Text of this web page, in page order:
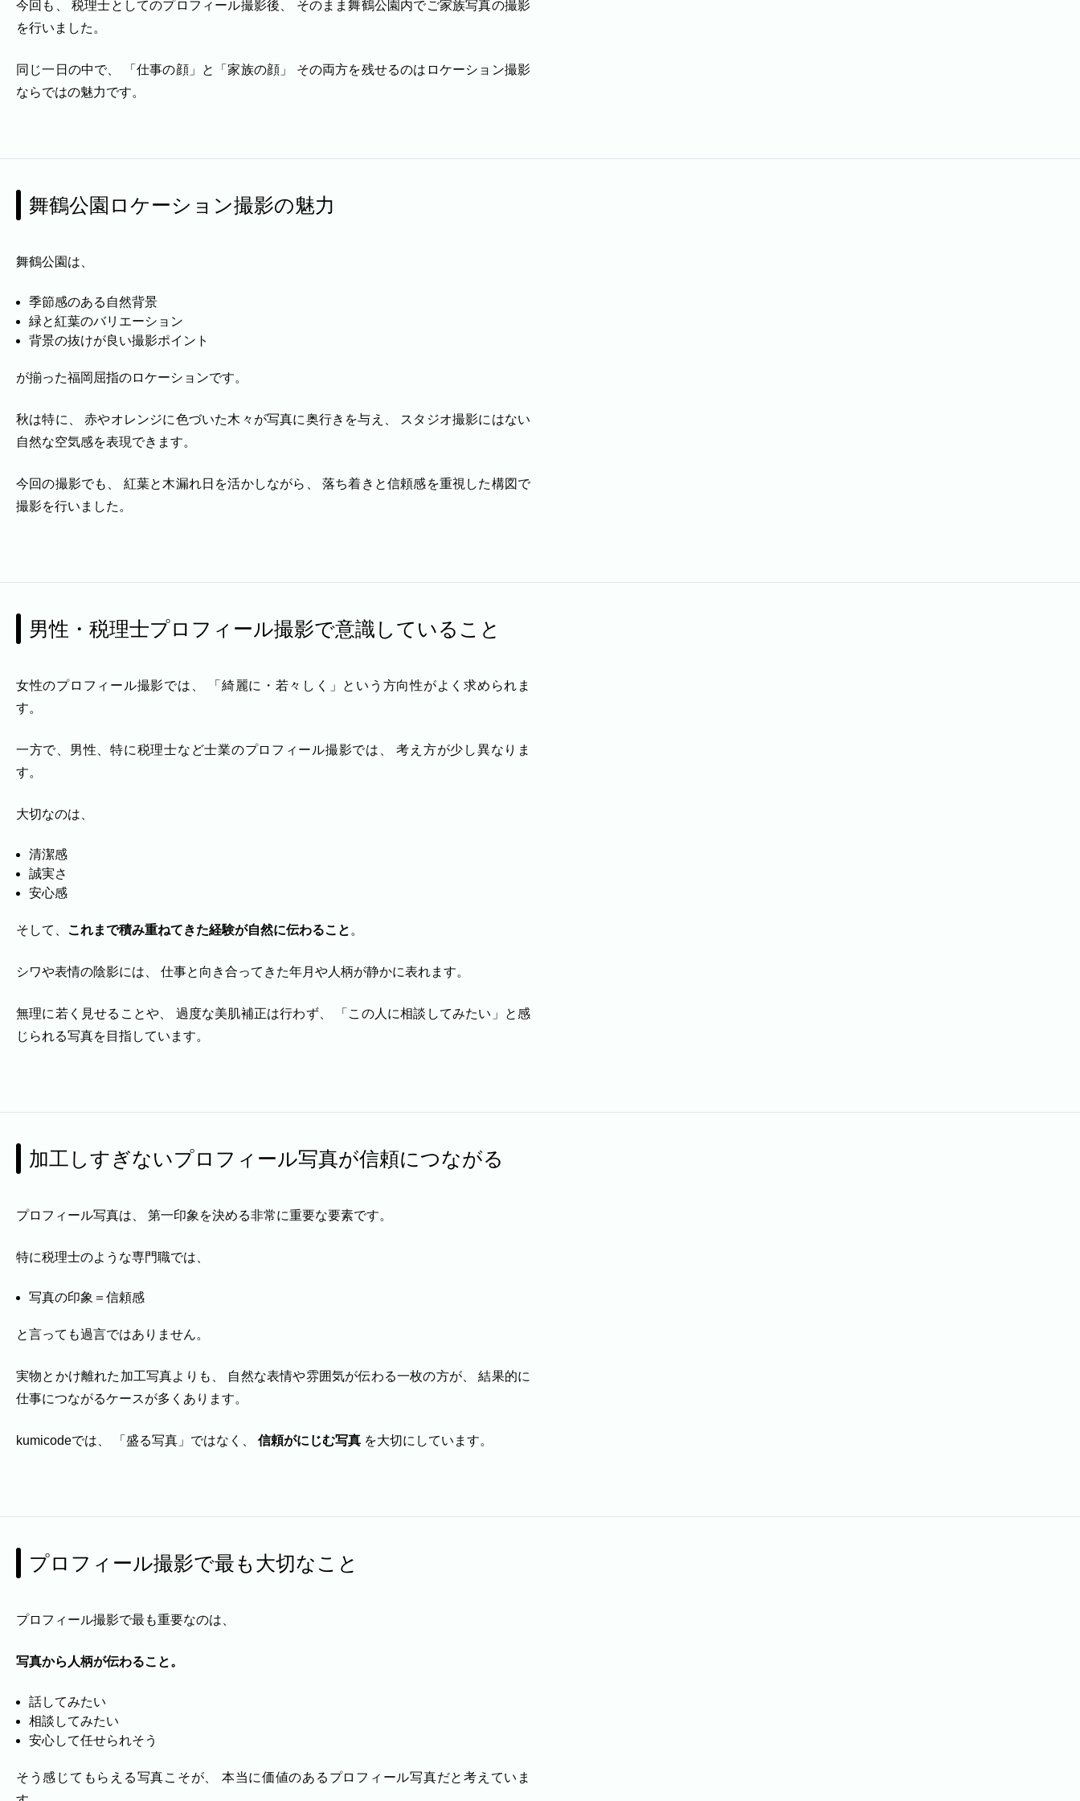
よくある質問
BLOG
CONTACT
今回も、 税理士としてのプロフィール撮影後、 そのまま舞鶴公園内でご家族写真の撮影
を行いました。
同じ一日の中で、 「仕事の顔」と「家族の顔」 その両方を残せるのはロケーション撮影
ならではの魅力です。
舞鶴公園ロケーション撮影の魅力
舞鶴公園は、
季節感のある自然背景
緑と紅葉のバリエーション
背景の抜けが良い撮影ポイント
が揃った福岡屈指のロケーションです。
秋は特に、 赤やオレンジに色づいた木々が写真に奥行きを与え、 スタジオ撮影にはない
自然な空気感を表現できます。
今回の撮影でも、 紅葉と木漏れ日を活かしながら、 落ち着きと信頼感を重視した構図で
撮影を行いました。
男性・税理士プロフィール撮影で意識していること
女性のプロフィール撮影では、 「綺麗に・若々しく」という方向性がよく求められま
す。
一方で、男性、特に税理士など士業のプロフィール撮影では、 考え方が少し異なりま
す。
大切なのは、
清潔感
誠実さ
安心感
そして、 これまで積み重ねてきた経験が自然に伝わること 。
シワや表情の陰影には、 仕事と向き合ってきた年月や人柄が静かに表れます。
無理に若く見せることや、 過度な美肌補正は行わず、 「この人に相談してみたい」と感
じられる写真を目指しています。
加工しすぎないプロフィール写真が信頼につながる
プロフィール写真は、 第一印象を決める非常に重要な要素です。
特に税理士のような専門職では、
写真の印象＝信頼感
と言っても過言ではありません。
実物とかけ離れた加工写真よりも、 自然な表情や雰囲気が伝わる一枚の方が、 結果的に
仕事につながるケースが多くあります。
kumicodeでは、 「盛る写真」ではなく、 信頼がにじむ写真 を大切にしています。
プロフィール撮影で最も大切なこと
プロフィール撮影で最も重要なのは、
写真から人柄が伝わること。
話してみたい
相談してみたい
安心して任せられそう
そう感じてもらえる写真こそが、 本当に価値のあるプロフィール写真だと考えていま